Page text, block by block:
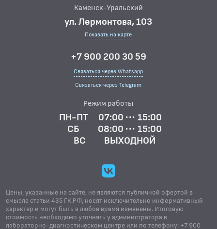
Каменск-Уральский
ул. Лермонтова, 103
Показать на карте
+7 900 200 30 59
Связаться через Whatsapp
Связаться через Telegram
Режим работы
ПН-ПТ
07:00 ··· 15:00
СБ
08:00 ··· 15:00
ВС
ВЫХОДНОЙ
Цены, указанные на сайте, не являются публичной офертой в
смысле статьи 435 ГК.РФ, носят исключительно информативный
характер и могут быть в любое время изменены. Итоговую
стоимость необходимо уточнять у администратора в
лабораторно-диагностическом центре или по телефону: +7 900